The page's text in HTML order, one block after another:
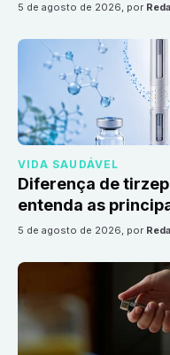
5 de agosto de 2026, por
VIDA SAUDÁVEL
Diferença de
entenda as
5 de agosto de 2026, por